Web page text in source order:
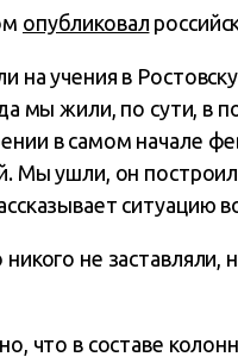
опубликовал
на учения в
мы жили, по сути, в
в самом начале
Мы ушли, он построил
ситуацию
не заставляли,
что в составе